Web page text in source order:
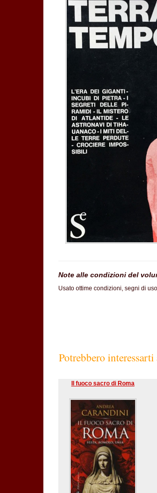
Note alle condizioni del
Usato ottime condizioni, segni di
Potrebbero interessarti
Il fuoco sacro di Roma